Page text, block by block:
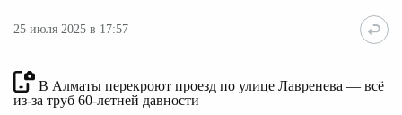
25 июля 2025 в 17:57
В Алматы перекроют проезд по улице Лавренева — всё
из-за труб 60-летней давности